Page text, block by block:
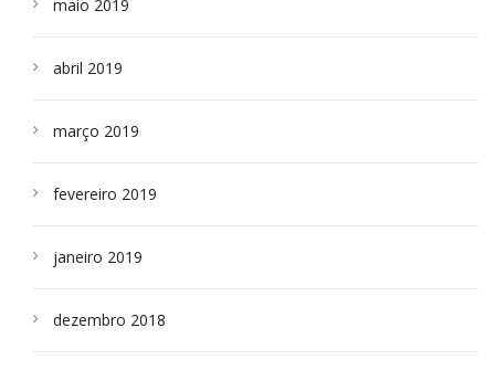
maio 2019
abril 2019
março 2019
fevereiro 2019
janeiro 2019
dezembro 2018